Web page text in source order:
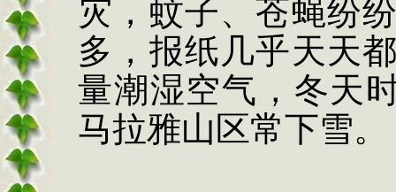
灾，蚊子、苍蝇纷
多，报纸几乎天天
量潮湿空气，冬天
马拉雅山区常下雪。